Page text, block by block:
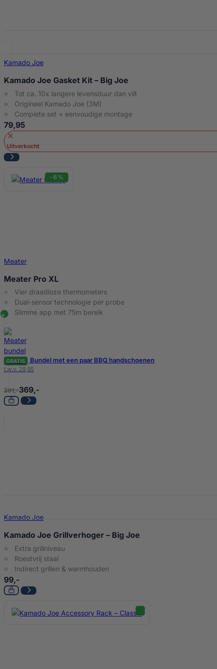
Kamado Joe
Kamado Joe Gasket Kit – Big Joe
Tot ca. 10x langere levensduur dan vilt
Origineel Kamado Joe (3M)
Complete set + eenvoudige montage
79,95
Uitverkocht
-6%
Meater
Meater Pro XL
Vier draadloze thermometers
Dual-sensor technologie per probe
Slimme app met 75m bereik
GRATIS Bundel met een paar BBQ handschoenen
t.w.v. 29,95
391,-369,-
Kamado Joe
Kamado Joe Grillverhoger – Big Joe
Extra grillniveau
Roestvrij staal
Indirect grillen & warmhouden
99,-